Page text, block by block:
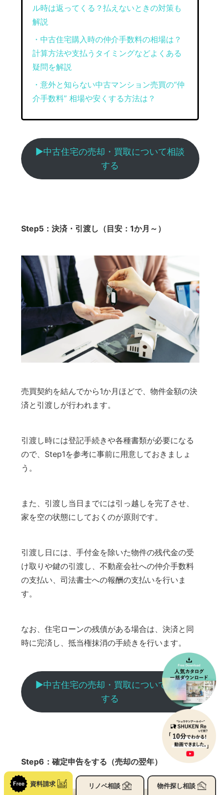
ル時は返ってくる？払えないときの対策も
解説
・中古住宅購入時の仲介手数料の相場は？
計算方法や支払うタイミングなどよくある
疑問を解説
・意外と知らない中古マンション売買の“仲
介手数料” 相場や安くする方法は？
▶︎中古住宅の売却・買取について相談
する
Step5：決済・引渡し（目安：1か月～）
売買契約を結んでから1か月ほどで、物件金額の決
済と引渡しが行われます。
引渡し時には登記手続きや各種書類が必要になる
ので、Step1を参考に事前に用意しておきましょ
う。
また、引渡し当日までには引っ越しを完了させ、
家を空の状態にしておくのが原則です。
引渡し日には、手付金を除いた物件の残代金の受
け取りや鍵の引渡し、不動産会社への仲介手数料
の支払い、司法書士への報酬の支払いを行いま
す。
なお、住宅ローンの残債がある場合は、決済と同
時に完済し、抵当権抹消の手続きを行います。
▶︎中古住宅の売却・買取について相談
する
Step6：確定申告をする（売却の翌年）
資料請求 リノベ相談 物件探し相談